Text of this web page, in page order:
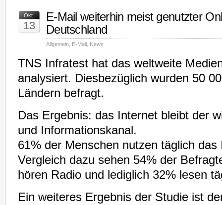
Okt.
13
E-Mail weiterhin meist genutzter
Deutschland
Allgemein E-Mail News
TNS Infratest hat das weltweite
analysiert. Diesbezüglich wurden 50
Ländern befragt.
Das Ergebnis: das Internet bleibt der
und Informationskanal.
61% der Menschen nutzen täglich das
Vergleich dazu sehen 54% der
hören Radio und lediglich 32% lesen
Ein weiteres Ergebnis der Studie ist